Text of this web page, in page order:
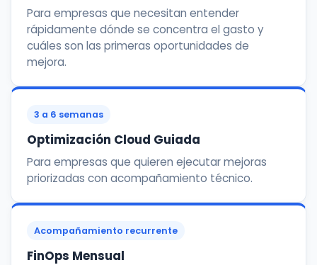
Para empresas que necesitan entender
rápidamente dónde se concentra el gasto y
cuáles son las primeras oportunidades de
mejora.
3 a 6 semanas
Optimización Cloud Guiada
Para empresas que quieren ejecutar mejoras
priorizadas con acompañamiento técnico.
Acompañamiento recurrente
FinOps Mensual